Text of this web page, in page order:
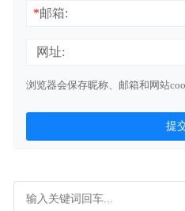
*邮箱:
网址:
浏览器会保存昵称、邮箱和网站